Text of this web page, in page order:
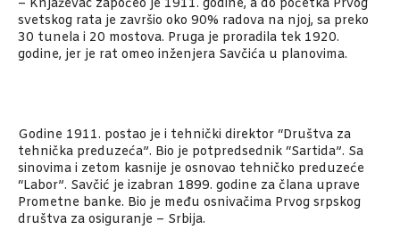
– Knjaževac započeo je 1911. godine, a do početka Prvog
svetskog rata je završio oko 90% radova na njoj, sa preko
30 tunela i 20 mostova. Pruga je proradila tek 1920.
godine, jer je rat omeo inženjera Savčića u planovima.
Godine 1911. postao je i tehnički direktor “Društva za
tehnička preduzeća”. Bio je potpredsednik “Sartida”. Sa
sinovima i zetom kasnije je osnovao tehničko preduzeće
“Labor”. Savčić je izabran 1899. godine za člana uprave
Prometne banke. Bio je među osnivačima Prvog srpskog
društva za osiguranje – Srbija.